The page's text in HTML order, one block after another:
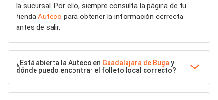
la sucursal. Por ello, siempre consulta la página de tu
tienda Auteco para obtener la información correcta
antes de salir.
¿Está abierta la Auteco en Guadalajara de Buga y
dónde puedo encontrar el folleto local correcto?